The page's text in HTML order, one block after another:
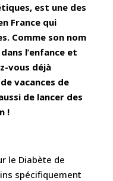
est une des
France qui
Comme son nom
l’enfance et
vous déjà
vacances de
de lancer des
!
le Diabète de
spécifiquement